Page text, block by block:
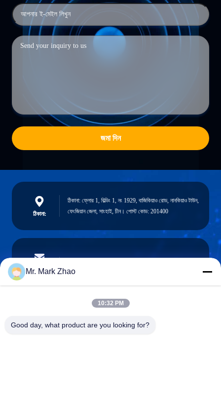
জমা দিন
ঠিকানা:
ঠিকানা: ফ্লোর 1, বিল্ডিং 1, নং 1929, বাজিকিয়াও রোড, নানকিয়াও টাউন,
ফেংজিয়ান জেলা, সাংহাই, চীন। পোস্ট কোড: 201400
ই-মেইল
ফোন:
Mr. Mark Zhao
10:32 PM
Good day, what product are you looking for?